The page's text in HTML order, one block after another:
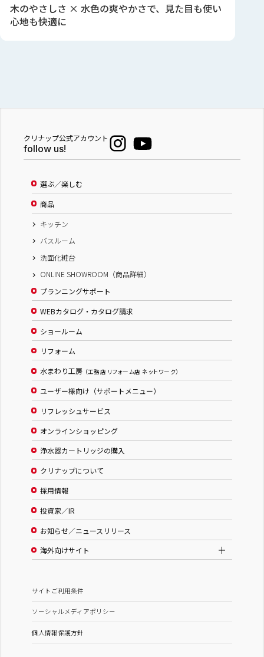
木のやさしさ × 水色の爽やかさで、見た目も使い
心地も快適に
クリナップ公式アカウント
follow us!
選ぶ／楽しむ
商品
キッチン
バスルーム
洗面化粧台
ONLINE SHOWROOM（商品詳細）
プランニングサポート
WEBカタログ・カタログ請求
ショールーム
リフォーム
水まわり工房 （工務店 リフォーム店 ネットワーク）
ユーザー様向け（サポートメニュー）
リフレッシュサービス
オンラインショッピング
浄水器カートリッジの購入
クリナップについて
採用情報
投資家／IR
お知らせ／ニュースリリース
海外向けサイト
サイトご利用条件
ソーシャルメディアポリシー
個人情報保護方針